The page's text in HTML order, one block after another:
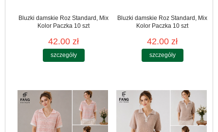
Bluzki damskie Roz Standard, Mix
Kolor Paczka 10 szt
42.00 zł
szczegóły
Bluzki damskie Roz Standard, Mix
Kolor Paczka 10 szt
42.00 zł
szczegóły